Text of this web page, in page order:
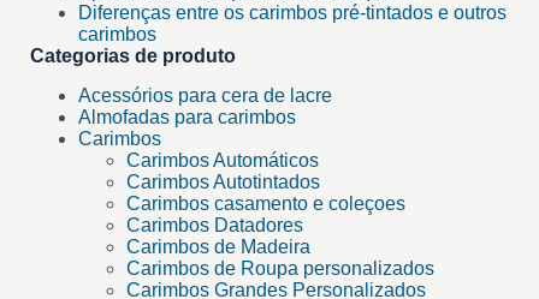
Diferenças entre os carimbos pré-tintados e outros
carimbos
Categorias de produto
Acessórios para cera de lacre
Almofadas para carimbos
Carimbos
Carimbos Automáticos
Carimbos Autotintados
Carimbos casamento e coleçoes
Carimbos Datadores
Carimbos de Madeira
Carimbos de Roupa personalizados
Carimbos Grandes Personalizados